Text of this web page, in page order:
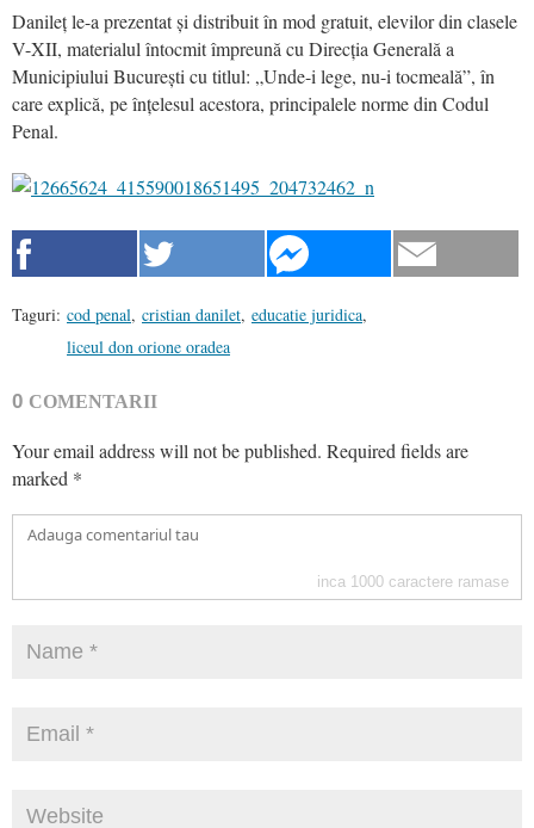
Danileț le-a prezentat și distribuit în mod gratuit, elevilor din clasele
V-XII, materialul întocmit împreună cu Direcția Generală a
Municipiului București cu titlul: „Unde-i lege, nu-i tocmeală”, în
care explică, pe înțelesul acestora, principalele norme din Codul
Penal.
Taguri: cod penal, cristian danilet, educatie juridica,
liceul don orione oradea
0 COMENTARII
Your email address will not be published. Required fields are
marked *
inca 1000 caractere ramase